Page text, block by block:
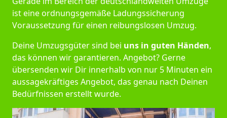
ist eine ordnungsgemäße Ladungssicherung
Voraussetzung für einen reibungslosen Umzug.
Deine Umzugsgüter sind bei uns in guten Händen,
das können wir garantieren. Angebot? Gerne
übersenden wir Dir innerhalb von nur 5 Minuten ein
aussagekräftiges Angebot, das genau nach Deinen
Bedürfnissen erstellt wurde.